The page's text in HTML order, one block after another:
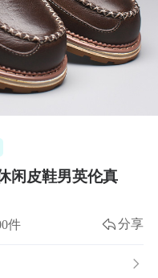
闲皮鞋男英伦真
件 分享